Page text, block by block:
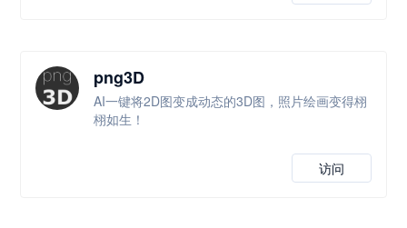
png3D
AI一键将2D图变成动态的3D图，照片绘画变得栩
栩如生！
访问